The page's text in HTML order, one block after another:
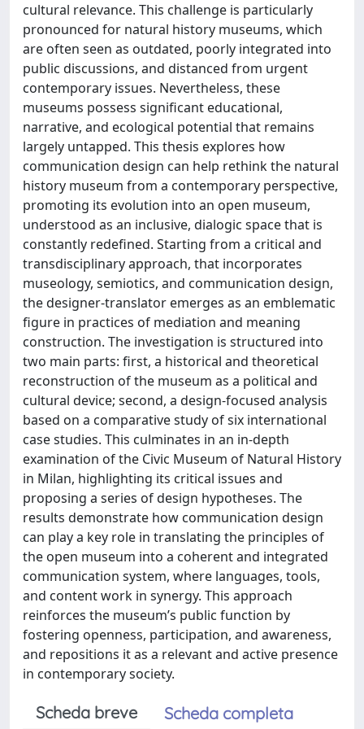
cultural relevance. This challenge is particularly
pronounced for natural history museums, which
are often seen as outdated, poorly integrated into
public discussions, and distanced from urgent
contemporary issues. Nevertheless, these
museums possess significant educational,
narrative, and ecological potential that remains
largely untapped. This thesis explores how
communication design can help rethink the natural
history museum from a contemporary perspective,
promoting its evolution into an open museum,
understood as an inclusive, dialogic space that is
constantly redefined. Starting from a critical and
transdisciplinary approach, that incorporates
museology, semiotics, and communication design,
the designer-translator emerges as an emblematic
figure in practices of mediation and meaning
construction. The investigation is structured into
two main parts: first, a historical and theoretical
reconstruction of the museum as a political and
cultural device; second, a design-focused analysis
based on a comparative study of six international
case studies. This culminates in an in-depth
examination of the Civic Museum of Natural History
in Milan, highlighting its critical issues and
proposing a series of design hypotheses. The
results demonstrate how communication design
can play a key role in translating the principles of
the open museum into a coherent and integrated
communication system, where languages, tools,
and content work in synergy. This approach
reinforces the museum’s public function by
fostering openness, participation, and awareness,
and repositions it as a relevant and active presence
in contemporary society.
Scheda breve Scheda completa